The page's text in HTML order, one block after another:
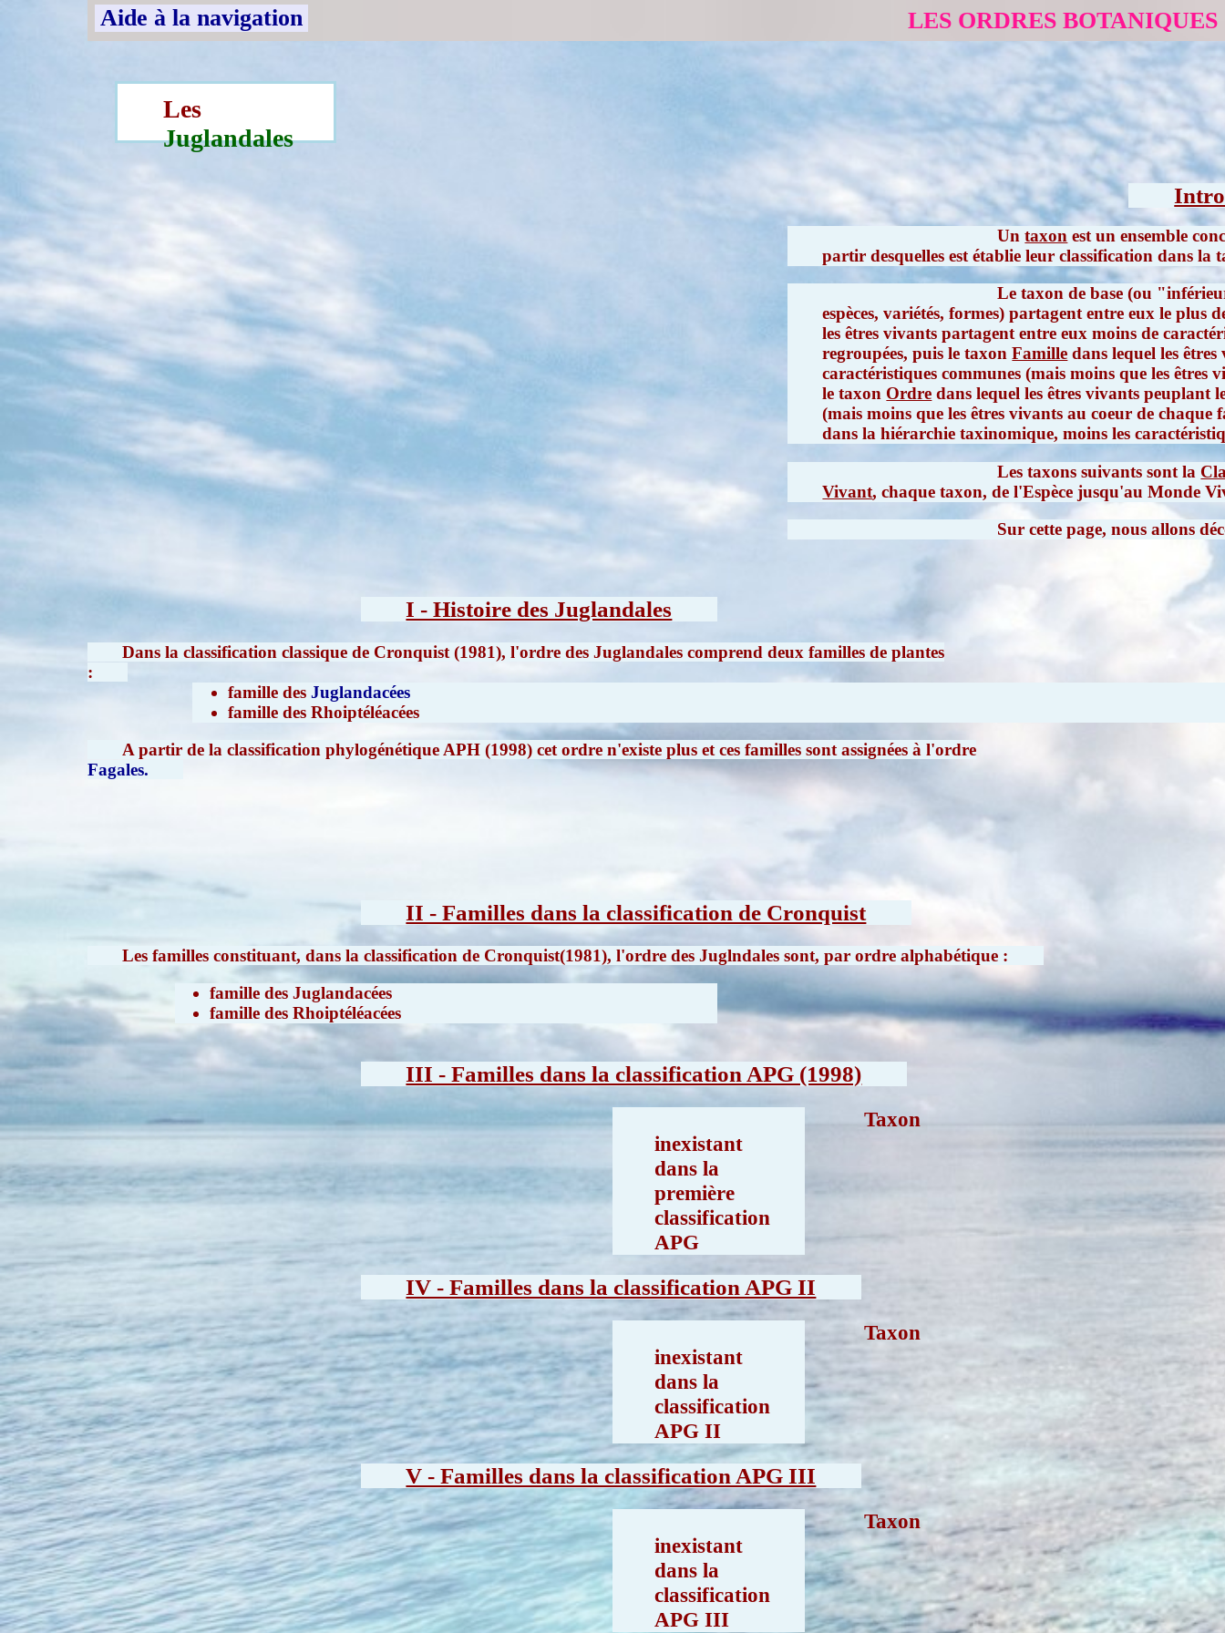
Aide à la navigation LES ORDRES BOTANIQUES
Les
Juglandales
Untaxon est un ensemble
partir desquelles est établie leur classification dans la
Le taxon de base (ou
espèces, variétés, formes) partagent entre eux le plus
les êtres vivants partagent entre eux moins de
regroupées, puis le taxonFamille dans lequel les
caractéristiques communes (mais moins que les êtres
le taxon Ordre dans lequel les êtres vivants peuplant
(mais moins que les êtres vivants au coeur de
dans la hiérarchie taxinomique, moins les
Les taxons suivants sont la
Vivant, chaque taxon, de l'Espèce jusqu'au Monde
Sur cette page, nous allons
I - Histoire des Juglandales
Dans la classification classique de Cronquist (1981), l'ordre des Juglandales comprend deux familles de plantes
:
famille desJuglandacées
famille des Rhoiptéléacées
A partir de la classification phylogénétique APH (1998) cet ordre n'existe plus et ces familles sont assignées à l'ordre
Fagales.
II - Familles dans la classification de Cronquist
Les familles constituant, dans la classification de Cronquist(1981), l'ordre des Juglndales sont, par ordre alphabétique :
famille des Juglandacées
famille des Rhoiptéléacées
III - Familles dans la classification APG (1998)
Taxon
inexistant
dans la
première
classification
APG
IV - Familles dans la classification APG II
Taxon
inexistant
dans la
classification
APG II
V - Familles dans la classification APG III
Taxon
inexistant
dans la
classification
APG III